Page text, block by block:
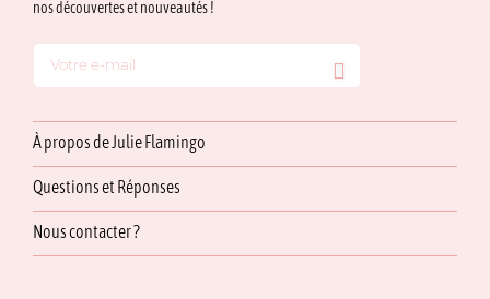
nos découvertes et nouveautés !
À propos de Julie Flamingo
Questions et Réponses
Nous contacter ?